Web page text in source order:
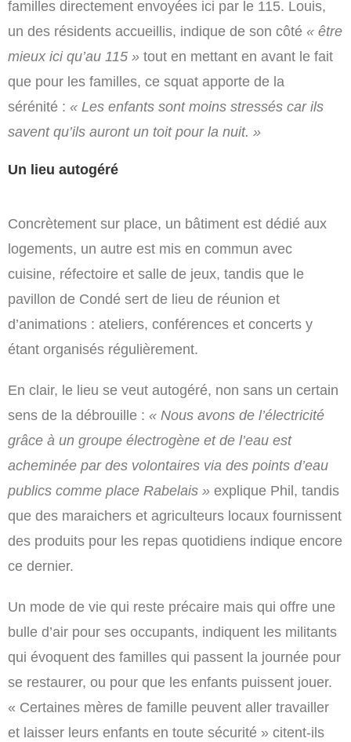
familles directement envoyées ici par le 115. Louis,
un des résidents accueillis, indique de son côté « être
mieux ici qu’au 115 » tout en mettant en avant le fait
que pour les familles, ce squat apporte de la
sérénité : « Les enfants sont moins stressés car ils
savent qu’ils auront un toit pour la nuit. »
Un lieu autogéré
Concrètement sur place, un bâtiment est dédié aux
logements, un autre est mis en commun avec
cuisine, réfectoire et salle de jeux, tandis que le
pavillon de Condé sert de lieu de réunion et
d’animations : ateliers, conférences et concerts y
étant organisés régulièrement.
En clair, le lieu se veut autogéré, non sans un certain
sens de la débrouille : « Nous avons de l’électricité
grâce à un groupe électrogène et de l’eau est
acheminée par des volontaires via des points d’eau
publics comme place Rabelais » explique Phil, tandis
que des maraichers et agriculteurs locaux fournissent
des produits pour les repas quotidiens indique encore
ce dernier.
Un mode de vie qui reste précaire mais qui offre une
bulle d’air pour ses occupants, indiquent les militants
qui évoquent des familles qui passent la journée pour
se restaurer, ou pour que les enfants puissent jouer.
« Certaines mères de famille peuvent aller travailler
et laisser leurs enfants en toute sécurité » citent-ils